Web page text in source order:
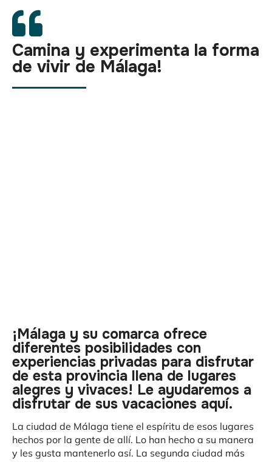
Camina y experimenta la forma
de vivir de Málaga!
¡Málaga y su comarca ofrece
diferentes posibilidades con
experiencias privadas para disfrutar
de esta provincia llena de lugares
alegres y vivaces! Le ayudaremos a
disfrutar de sus vacaciones aquí.
La ciudad de Málaga tiene el espíritu de esos lugares
hechos por la gente de allí. Lo han hecho a su manera
y les gusta mantenerlo así. La segunda ciudad más